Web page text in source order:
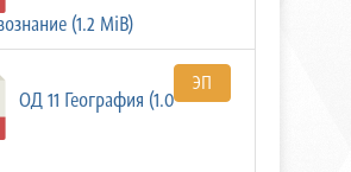
(1.2 MiB)
ОД 11 География (1.0
ЭП